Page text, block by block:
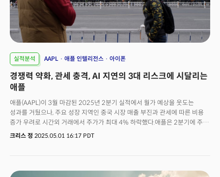
실적분석 AAPL 애플 인텔리전스 아이폰
경쟁력 약화, 관세 충격, AI 지연의 3대 리스크에 시달리는
애플
애플(AAPL)이 3월 마감된 2025년 2분기 실적에서 월가 예상을 웃도는
성과를 거뒀으나, 주요 성장 지역인 중국 시장 매출 부진과 관세에 따른 비용
증가 우려로 시간외 거래에서 주가가 최대 4% 하락했다.애플은 2분기에 주당
1.65달러의 순이익을 기록해 LSEG 예상치인 1.63달러를 소폭 상회했다.
크리스 정 2025.05.01 16:17 PDT